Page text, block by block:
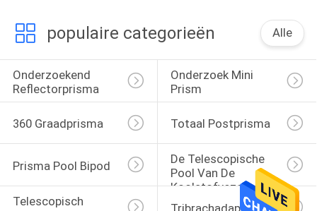
populaire categorieën Alle
Onderzoekend
Reflectorprisma
Onderzoek Mini
Prism
360 Graadprisma Totaal Postprisma
Prisma Pool Bipod
De Telescopische
Pool Van De
Koolstofvezel
Telescopisch
Tribrachadapter